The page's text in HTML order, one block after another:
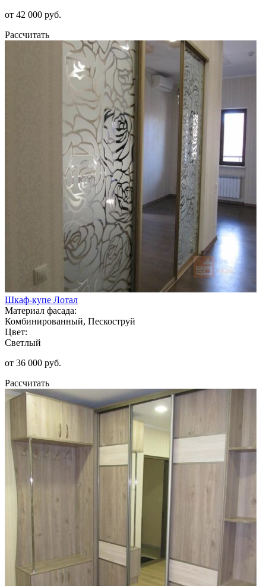
от 42 000 руб.
Рассчитать
Шкаф-купе Лотал
Материал фасада:
Комбинированный, Пескоструй
Цвет:
Светлый
от 36 000 руб.
Рассчитать